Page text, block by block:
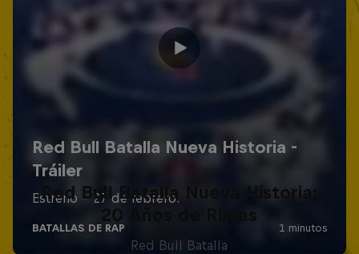
Red Bull Batalla Nueva Historia:
20 Años de Rimas
Red Bull Batalla